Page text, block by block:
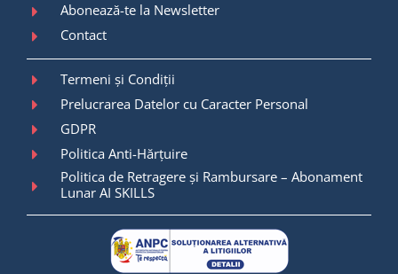
Abonează-te la Newsletter
Contact
Termeni și Condiții
Prelucrarea Datelor cu Caracter Personal
GDPR
Politica Anti-Hărțuire
Politica de Retragere și Rambursare – Abonament
Lunar AI SKILLS